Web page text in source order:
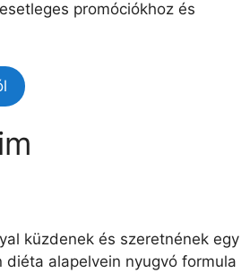
promóciókhoz és
küzdenek és szeretnének egy
alapelvein nyugvó formula